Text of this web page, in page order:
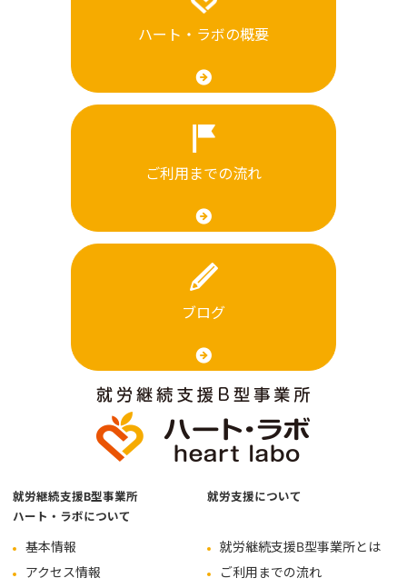
ハート・ラボの概要
ご利用までの流れ
ブログ
就労継続支援B型事業所
ハート・ラボについて
基本情報
アクセス情報
就労支援について
就労継続支援B型事業所とは
ご利用までの流れ